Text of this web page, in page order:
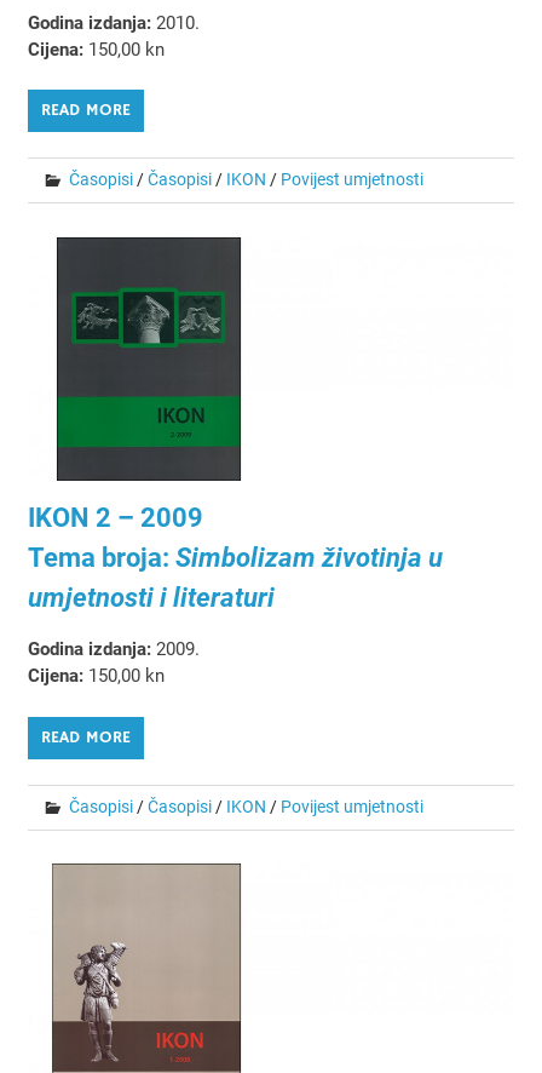
Godina izdanja:2010.
Cijena:150,00 kn
READ MORE
Časopisi/Časopisi/ IKON / Povijest umjetnosti
IKON 2 – 2009
Tema broja: Simbolizam životinja u
umjetnosti i literaturi
Godina izdanja:2009.
Cijena:150,00 kn
READ MORE
Časopisi/Časopisi/ IKON / Povijest umjetnosti